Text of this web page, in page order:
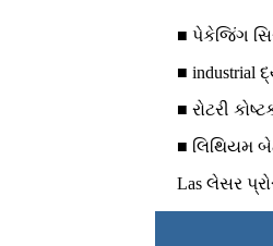
■ પેકેજિંગ
■ industrial
■ રોટરી
■ લિથિયમ
Las લેસર